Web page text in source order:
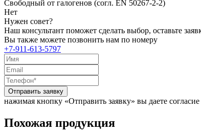
Свободный от галогенов (согл. EN 50267-2-2)
Нет
Нужен совет?
Наш консультант поможет сделать выбор, оставьте
Вы также можете позвонить нам по номеру
+7-911-613-5797
Отправить заявку
нажимая кнопку «Отправить заявку» вы даете
Похожая продукция